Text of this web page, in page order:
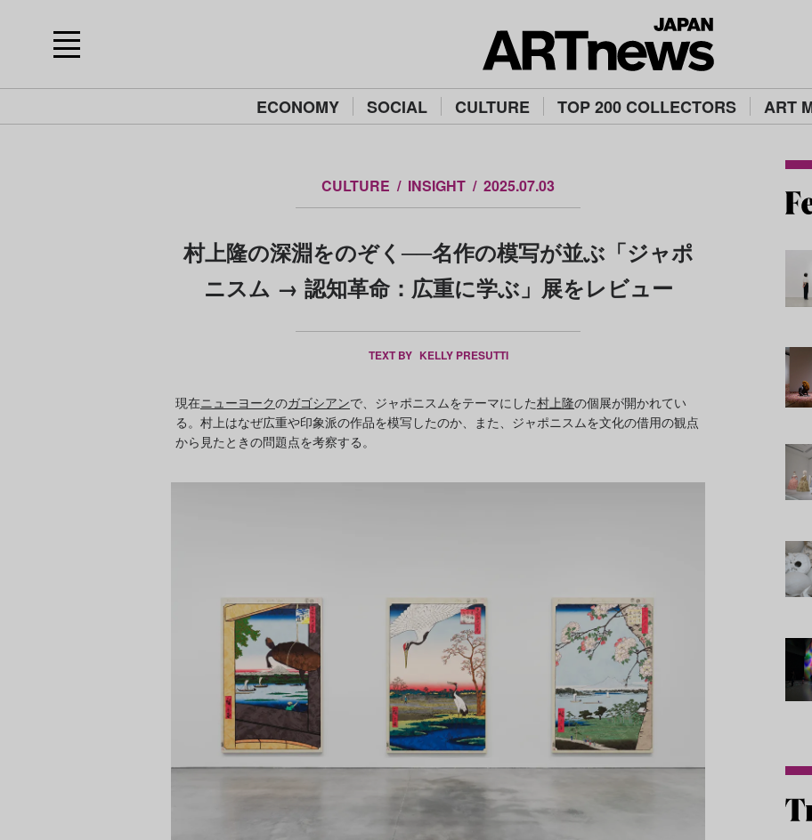
ECONOMY SOCIAL CULTURE TOP 200 COLLECTORS ART
CULTURE INSIGHT 2025.07.03
村上隆の深淵をのぞく──名作の模写が並ぶ「ジャポ
ニスム → 認知革命：広重に学ぶ」展をレビュー
TEXT BY KELLY PRESUTTI
現在ニューヨークのガゴシアンで、ジャポニスムをテーマにした村上隆の個展が開かれてい
る。村上はなぜ広重や印象派の作品を模写したのか、また、ジャポニスムを文化の借用の観点
から見たときの問題点を考察する。